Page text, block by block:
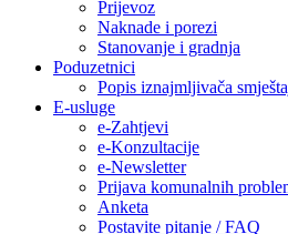
Prijevoz
Naknade i porezi
Stanovanje i gradnja
Poduzetnici
Popis iznajmljivača
E-usluge
e-Zahtjevi
e-Konzultacije
e-Newsletter
Prijava komunalnih
Anketa
Postavite pitanje / FAQ